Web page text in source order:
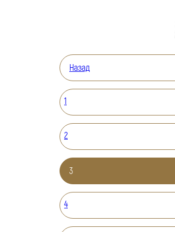
Назад
1
2
3
4